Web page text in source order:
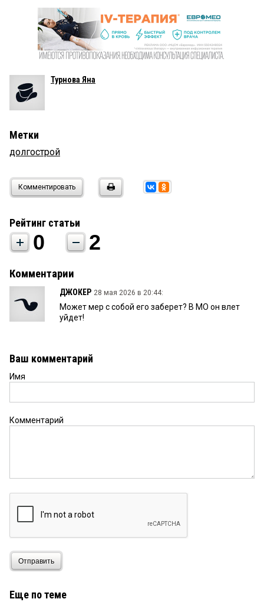
Турнова Яна
Метки
долгострой
Комментировать
Рейтинг статьи
0 2
Комментарии
ДЖОКЕР 28 мая 2026 в 20:44:
Может мер с собой его заберет? В МО он влет
уйдет!
Ваш комментарий
Имя
Комментарий
Отправить
Еще по теме